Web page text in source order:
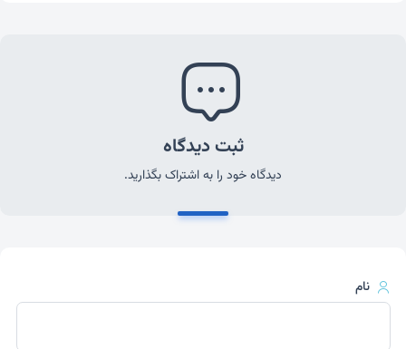
ثبت دیدگاه
دیدگاه خود را به اشتراک بگذارید.
نام